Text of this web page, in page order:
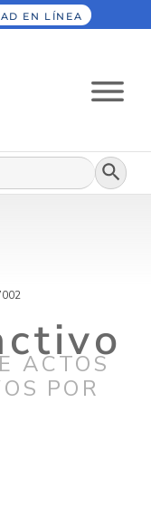
EN LÍNEA
Botón
ACTOS
POR